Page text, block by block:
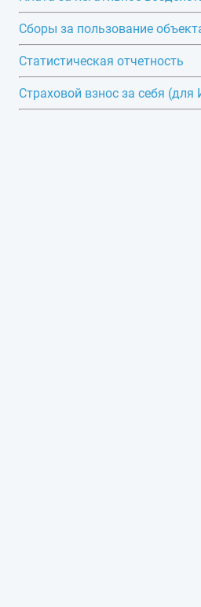
Сборы за пользование
Статистическая отчетность
Страховой взнос за себя